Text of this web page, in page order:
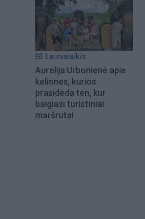
Laisvalaikis
Aurelija Urbonienė apie
keliones, kurios
prasideda ten, kur
baigiasi turistiniai
maršrutai